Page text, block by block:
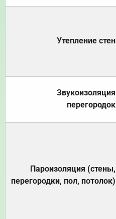
Утепление стен
Звукоизоляция
перегородок
Пароизоляция (стены,
перегородки, пол, потолок)